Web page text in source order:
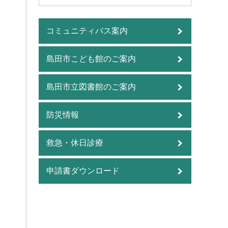
コミュニティバス案内
島田市こども館のご案内
島田市立図書館のご案内
防災情報
救急・休日診療
申請書ダウンロード